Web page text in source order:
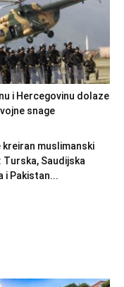
i Hercegovinu dolaze
snage
kreiran muslimanski
Turska, Saudijska
i Pakistan...